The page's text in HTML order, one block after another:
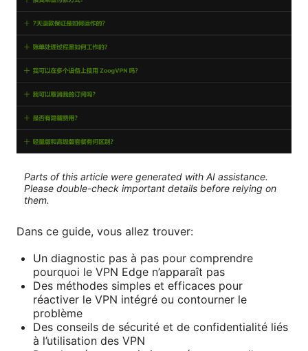
Parts of this article were generated with AI assistance.
Please double-check important details before relying on
them.
Dans ce guide, vous allez trouver:
Un diagnostic pas à pas pour comprendre
pourquoi le VPN Edge n’apparaît pas
Des méthodes simples et efficaces pour
réactiver le VPN intégré ou contourner le
problème
Des conseils de sécurité et de confidentialité liés
à l’utilisation des VPN